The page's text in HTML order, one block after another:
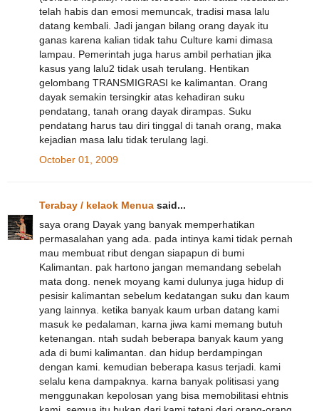
telah habis dan emosi memuncak, tradisi masa lalu
datang kembali. Jadi jangan bilang orang dayak itu
ganas karena kalian tidak tahu Culture kami dimasa
lampau. Pemerintah juga harus ambil perhatian jika
kasus yang lalu2 tidak usah terulang. Hentikan
gelombang TRANSMIGRASI ke kalimantan. Orang
dayak semakin tersingkir atas kehadiran suku
pendatang, tanah orang dayak dirampas. Suku
pendatang harus tau diri tinggal di tanah orang, maka
kejadian masa lalu tidak terulang lagi.
October 01, 2009
Terabay / kelaok Menua said...
saya orang Dayak yang banyak memperhatikan
permasalahan yang ada. pada intinya kami tidak pernah
mau membuat ribut dengan siapapun di bumi
Kalimantan. pak hartono jangan memandang sebelah
mata dong. nenek moyang kami dulunya juga hidup di
pesisir kalimantan sebelum kedatangan suku dan kaum
yang lainnya. ketika banyak kaum urban datang kami
masuk ke pedalaman, karna jiwa kami memang butuh
ketenangan. ntah sudah beberapa banyak kaum yang
ada di bumi kalimantan. dan hidup berdampingan
dengan kami. kemudian beberapa kasus terjadi. kami
selalu kena dampaknya. karna banyak politisasi yang
menggunakan kepolosan yang bisa memobilitasi ehtnis